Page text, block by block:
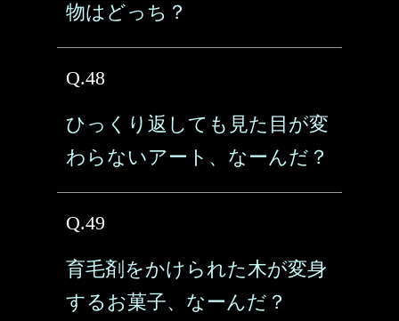
物はどっち？
Q.48
ひっくり返しても見た目が変
わらないアート、なーんだ？
Q.49
育毛剤をかけられた木が変身
するお菓子、なーんだ？